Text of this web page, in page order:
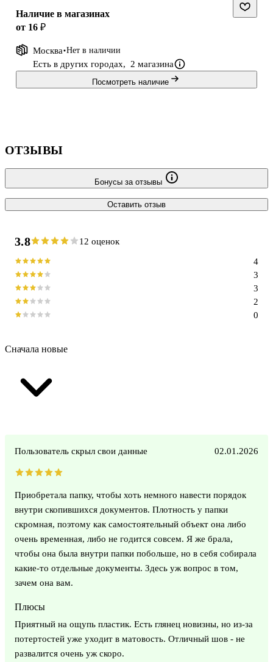
Наличие в магазинах
от 16 ₽
Москва Нет в наличии
Есть в других городах, 2 магазина
Посмотреть наличие
ОТЗЫВЫ
Бонусы за отзывы
Оставить отзыв
3.8 12 оценок
0
2
3
3
4
Сначала новые
Пользователь скрыл свои данные 02.01.2026
Приобретала папку, чтобы хоть немного навести порядок
внутри скопившихся документов. Плотность у папки
скромная, поэтому как самостоятельный объект она либо
очень временная, либо не годится совсем. Я же брала,
чтобы она была внутри папки побольше, но в себя собирала
какие-то отдельные документы. Здесь уж вопрос в том,
зачем она вам.
Плюсы
Приятный на ощупь пластик. Есть глянец новизны, но из-за
потертостей уже уходит в матовость. Отличный шов - не
развалится очень уж скоро.